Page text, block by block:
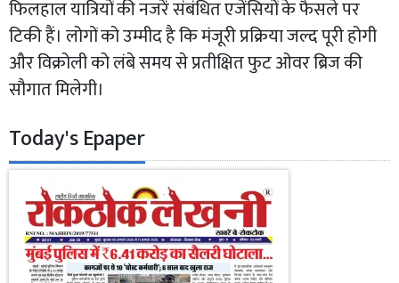
फिलहाल यात्रियों की नजरें संबंधित एजेंसियों के फैसले पर
टिकी हैं। लोगों को उम्मीद है कि मंजूरी प्रक्रिया जल्द पूरी होगी
और विक्रोली को लंबे समय से प्रतीक्षित फुट ओवर ब्रिज की
सौगात मिलेगी।
Today's Epaper